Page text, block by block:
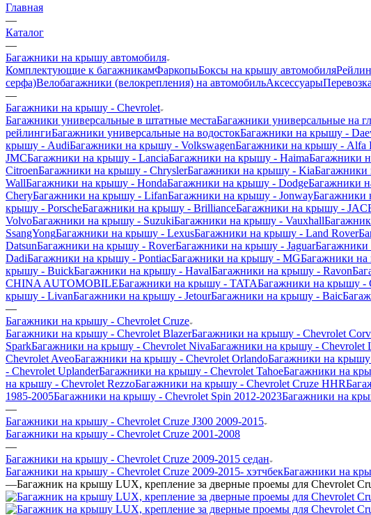
Главная
—
Каталог
—
Багажники на крышу автомобиля
Комплектующие к багажникамФаркопыБоксы на крышу автомобиля
серфа)Велобагажники (велокрепления) на автомобильАксессуары
—
Багажники на крышу - Chevrolet
Багажники универсальные в штатные местаБагажники универсальные на
рейлингиБагажники универсальные на водостокБагажники на крышу -
крышу - AudiБагажники на крышу - VolkswagenБагажники на крышу - Alfa
JMCБагажники на крышу - LanciaБагажники на крышу - HaimaБагажники
CitroenБагажники на крышу - ChryslerБагажники на крышу - KiaБагажники
WallБагажники на крышу - HondaБагажники на крышу - DodgeБагажники
CheryБагажники на крышу - LifanБагажники на крышу - JonwayБагажники
крышу - PorscheБагажники на крышу - BrillianceБагажники на крышу - JAC
VolvoБагажники на крышу - SuzukiБагажники на крышу - Vauxhall
SsangYongБагажники на крышу - LexusБагажники на крышу - Land Rover
DatsunБагажники на крышу - RoverБагажники на крышу - JaguarБагажники
DadiБагажники на крышу - PontiacБагажники на крышу - MGБагажники на
крышу - BuickБагажники на крышу - HavalБагажники на крышу - Ravon
CHINA AUTOMOBILEБагажники на крышу - TATAБагажники на крышу -
крышу - LivanБагажники на крышу - JetourБагажники на крышу - Baic
—
Багажники на крышу - Chevrolet Cruze
Багажники на крышу - Chevrolet BlazerБагажники на крышу - Chevrolet
SparkБагажники на крышу - Chevrolet NivaБагажники на крышу - Chevrolet
Chevrolet AveoБагажники на крышу - Chevrolet OrlandoБагажники на
- Chevrolet UplanderБагажники на крышу - Chevrolet TahoeБагажники на
на крышу - Chevrolet RezzoБагажники на крышу - Chevrolet Cruze HHR
1985-2005Багажники на крышу - Chevrolet Spin 2012-2023Багажники на
—
Багажники на крышу - Chevrolet Cruze J300 2009-2015
Багажники на крышу - Chevrolet Cruze 2001-2008
—
Багажники на крышу - Chevrolet Cruze 2009-2015 седан
Багажники на крышу - Chevrolet Cruze 2009-2015- хэтчбекБагажники на
—Багажник на крышу LUX, крепление за дверные проемы для Chevrolet